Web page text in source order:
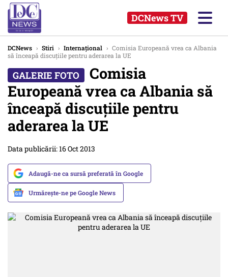
DCNews TV
DCNews › Stiri › Internațional › Comisia Europeană vrea ca Albania
să înceapă discuțiile pentru aderarea la UE
Comisia
Europeană vrea ca Albania să
înceapă discuțiile pentru
aderarea la UE
Data publicării: 16 Oct 2013
Adaugă-ne ca sursă preferată în Google
Urmărește-ne pe Google News